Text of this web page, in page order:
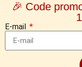
🎉 Code
E-mail